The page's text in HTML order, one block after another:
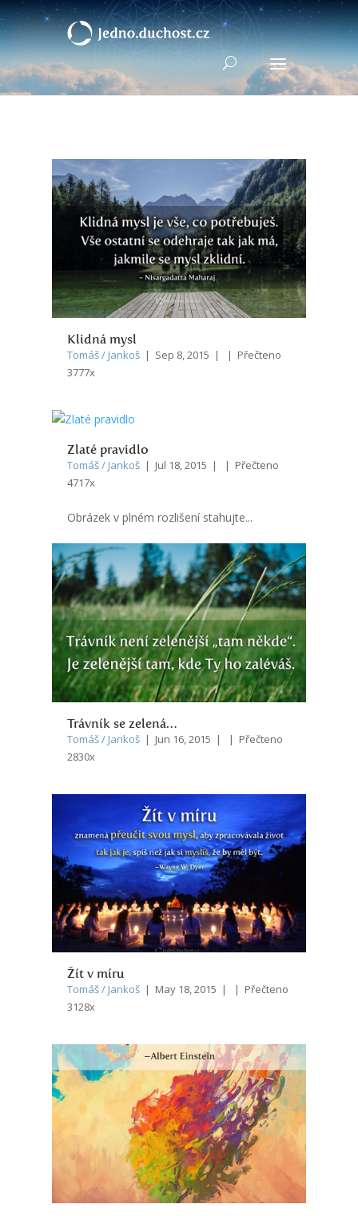
Klidná mysl
Tomáš / Jankoš | Sep 8, 2015 | | Přečteno
3777x
Zlaté pravidlo
Tomáš / Jankoš | Jul 18, 2015 | | Přečteno
4717x
Obrázek v plném rozlišení stahujte...
Trávník se zelená…
Tomáš / Jankoš | Jun 16, 2015 | | Přečteno
2830x
Žít v míru
Tomáš / Jankoš | May 18, 2015 | | Přečteno
3128x